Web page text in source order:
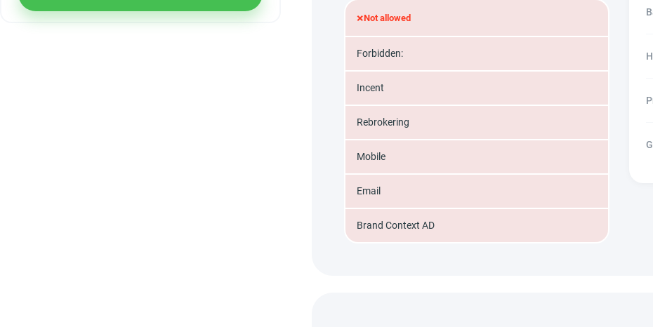
×Not allowed
Forbidden:
Incent
Rebrokering
Mobile
Email
Brand Context AD